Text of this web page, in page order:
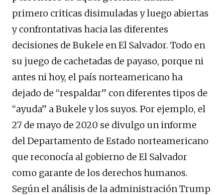
primero criticas disimuladas y luego abiertas
y confrontativas hacia las diferentes
decisiones de Bukele en El Salvador. Todo en
su juego de cachetadas de payaso, porque ni
antes ni hoy, el país norteamericano ha
dejado de “respaldar” con diferentes tipos de
“ayuda” a Bukele y los suyos. Por ejemplo, el
27 de mayo de 2020 se divulgo un informe
del Departamento de Estado norteamericano
que reconocía al gobierno de El Salvador
como garante de los derechos humanos.
Según el análisis de la administración Trump